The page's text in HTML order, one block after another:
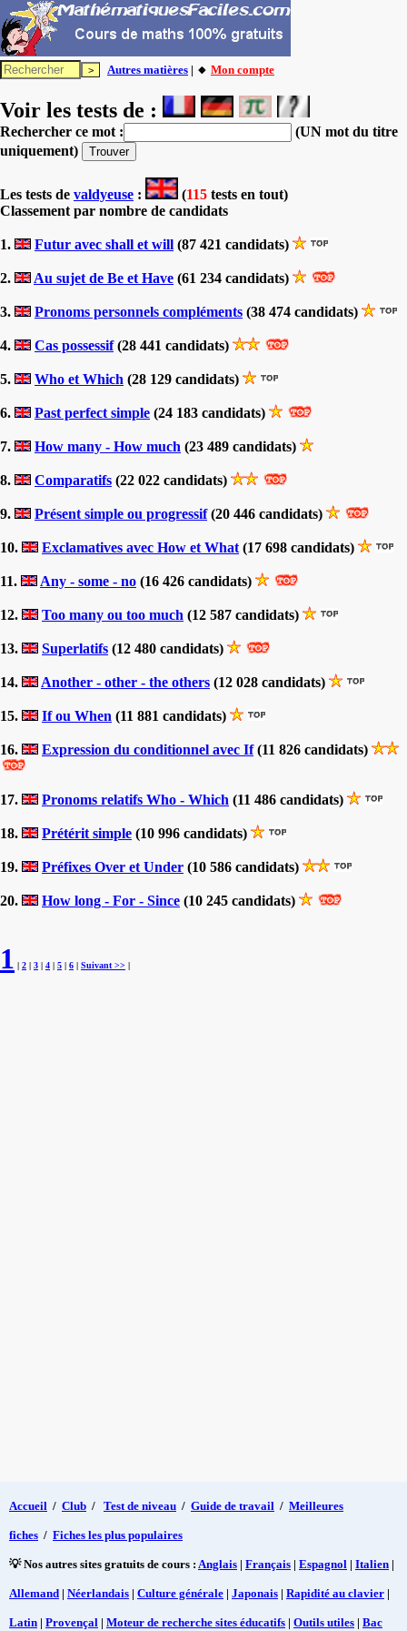
Autres matières | 🔸 Mon compte
Voir les tests de :
Rechercher ce mot :
(UN mot du titre
uniquement)
Les tests de valdyeuse : (115 tests en tout)
Classement par nombre de candidats
1. Futur avec shall et will (87 421 candidats)
2. Au sujet de Be et Have (61 234 candidats)
3. Pronoms personnels compléments (38 474 candidats)
4. Cas possessif(28 441 candidats)
5. Who et Which (28 129 candidats)
6. Past perfect simple (24 183 candidats)
7. How many - How much (23 489 candidats)
8. Comparatifs (22 022 candidats)
9. Présent simple ou progressif(20 446 candidats)
10. Exclamatives avec How et What (17 698 candidats)
11. Any - some - no (16 426 candidats)
12. Too many ou too much (12 587 candidats)
13. Superlatifs (12 480 candidats)
14. Another - other - the others (12 028 candidats)
15. If ou When (11 881 candidats)
16. Expression du conditionnel avec If(11 826 candidats)
17. Pronoms relatifs Who - Which (11 486 candidats)
18. Prétérit simple (10 996 candidats)
19. Préfixes Over et Under (10 586 candidats)
20. How long - For - Since (10 245 candidats)
1 | 2 | 3 | 4 | 5 | 6 | Suivant >> |
Accueil / Club / Test de niveau / Guide de travail / Meilleures
fiches / Fiches les plus populaires
💡 Nos autres sites gratuits de cours : Anglais | Français | Espagnol | Italien |
Allemand | Néerlandais | Culture générale | Japonais | Rapidité au clavier |
Latin | Provençal | Moteur de recherche sites éducatifs | Outils utiles | Bac